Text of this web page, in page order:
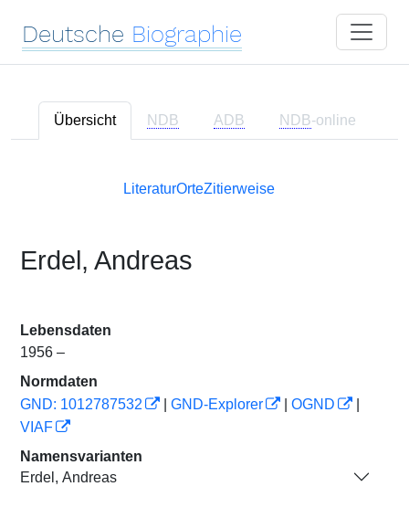
Deutsche Biographie
Übersicht NDB ADB NDB-online
LiteraturOrteZitierweise
Erdel, Andreas
Lebensdaten
1956 –
Normdaten
GND: 1012787532
GND-Explorer OGND
VIAF
Namensvarianten
Erdel, Andreas